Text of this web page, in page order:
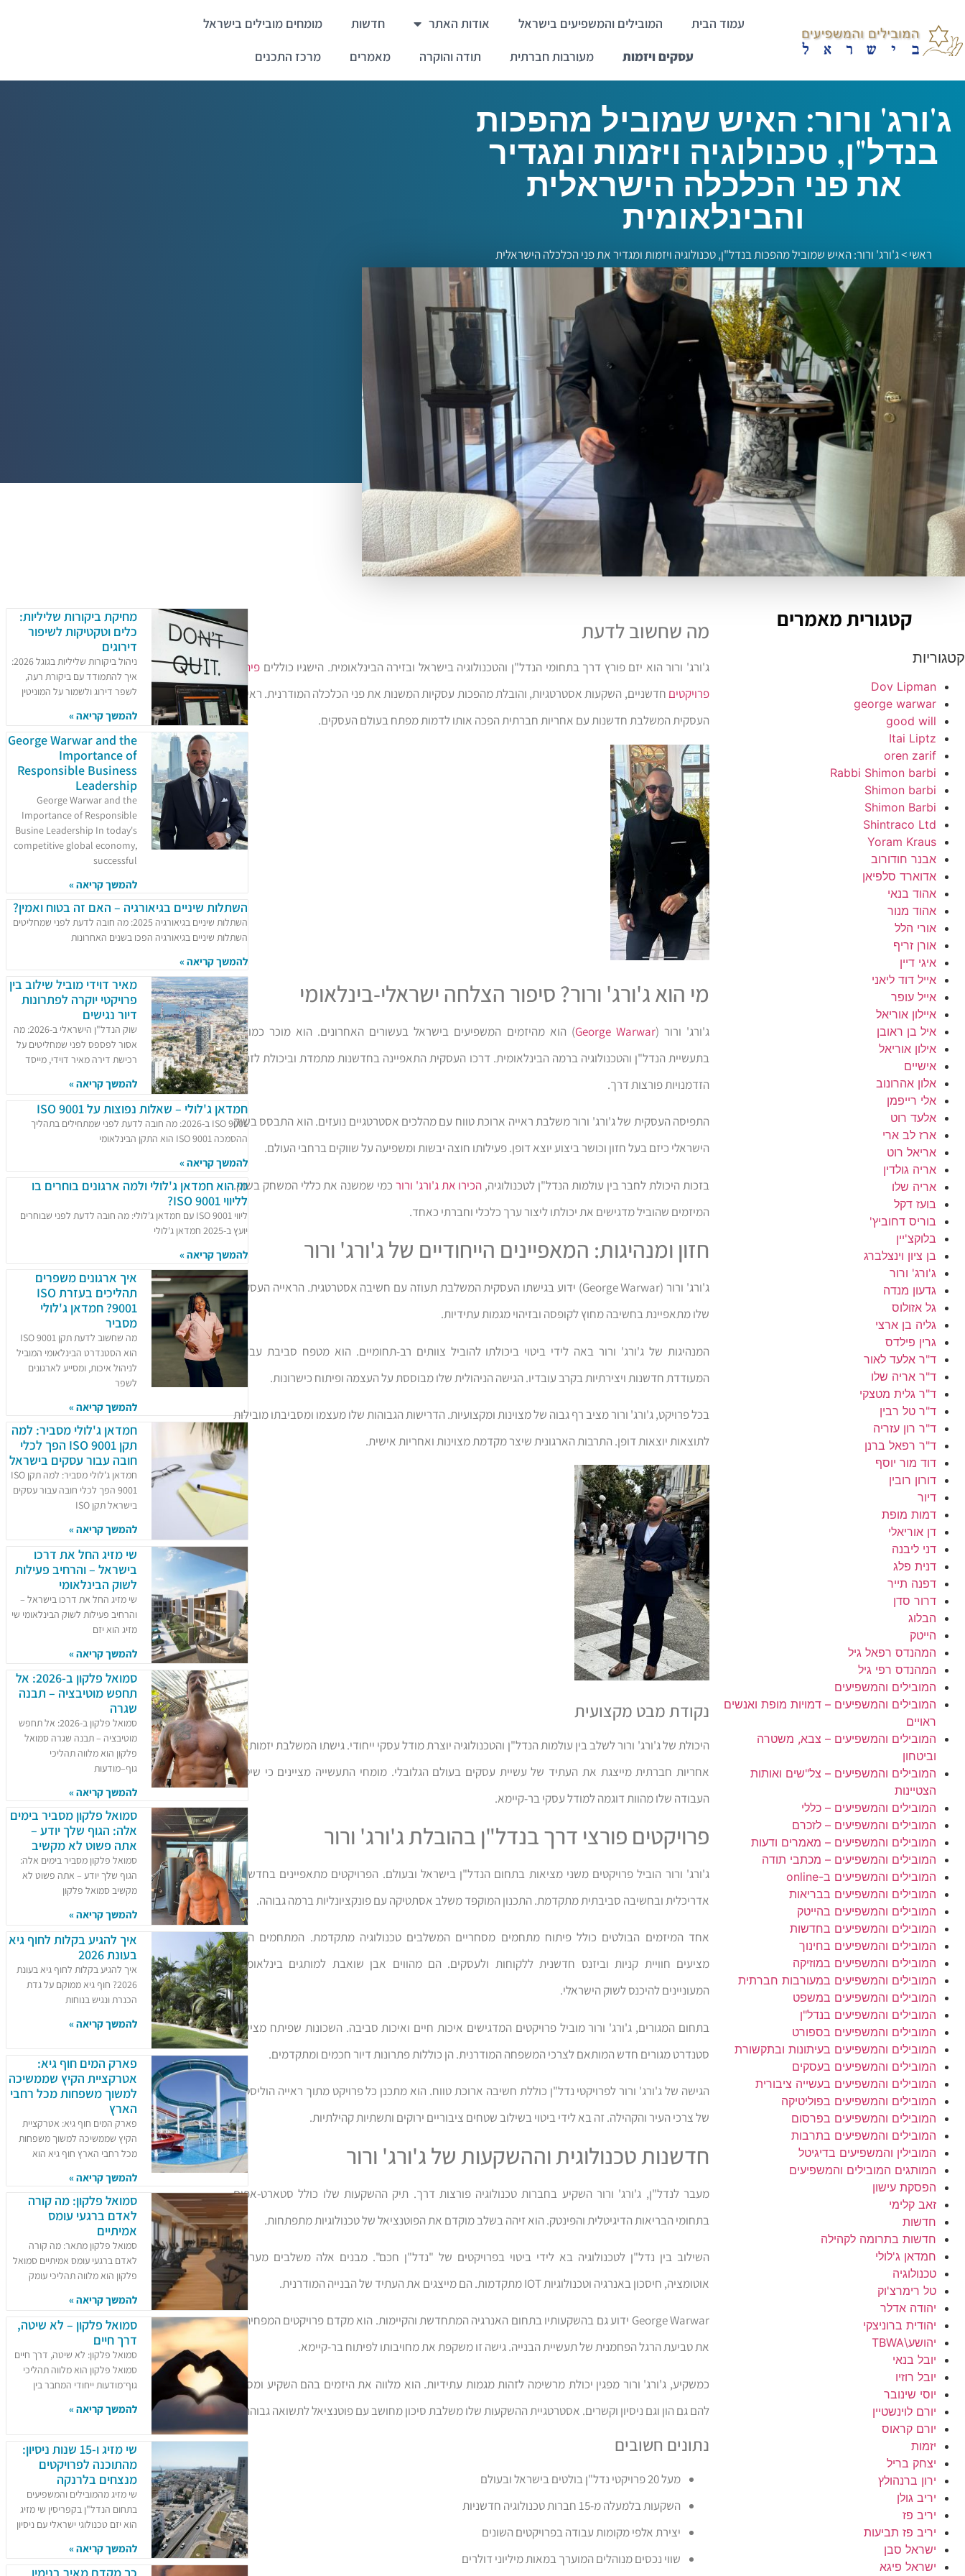
עמוד הבית המובילים והמשפיעים בישראל אודות האתר חדשות
מומחים מובילים בישראל
עסקים ויזמות
מעורבות חברתית תודה והוקרה מאמרים מרכז התכנים
ג'ורג' ורור: האיש שמוביל מהפכות
בנדל"ן, טכנולוגיה ויזמות ומגדיר
את פני הכלכלה הישראלית
והבינלאומית
ראשי>ג'ורג' ורור: האיש שמוביל מהפכות בנדל"ן, טכנולוגיה ויזמות ומגדיר את פני הכלכלה הישראלית
והבינלאומית
קטגורית מאמרים
קטגוריות
Dov Lipman
george warwar
good will
Itai Liptz
oren zarif
Rabbi Shimon barbi
Shimon barbi
Shimon Barbi
Shintraco Ltd
Yoram Kraus
אבנר חודורוב
אדוארד סלפיאן
אהוד בנאי
אהוד מנור
אורי הלל
אורן זריף
איגי דיין
אייל דוד ליאני
אייל עופר
איילון אוריאל
איל בן ראובן
אילון אוריאל
אישיים
אלון אהרונוב
אלי רייפמן
אלעד רוט
ארז לב ארי
אריאל רוט
אריה גולדין
אריה שלו
בועז דקל
בוריס דחוביץ'
בלוקצ'יין
בן ציון וינצלברג
ג'ורג' ורור
גדעון מנדה
גל אזולוס
גליה בן ארצי
גרין פילדס
ד"ר אלעד לאור
ד"ר אריה שלו
ד"ר גלית מטצקי
ד"ר טל רבין
ד"ר רון עזריה
ד"ר רפאל ברנן
דוד מור יוסף
דורון רובין
דיור
דמות מופת
דן אוריאלי
דני ליבנה
דנית פלג
דפנה תייר
דרור סדן
הבלוג
הייטק
המהנדס רפאל גיל
המהנדס רפי גיל
המובילים והמשפיעים
המובילים והמשפיעים – דמויות מופת ואנשים
ראויים
המובילים והמשפיעים – צבא, משטרה
וביטחון
המובילים והמשפיעים – צל"שים ואותות
הצטיינות
המובילים והמשפיעים – כללי
המובילים והמשפיעים – לזכרם
המובילים והמשפיעים – מאמרים ודעות
המובילים והמשפיעים – מכתבי תודה
המובילים והמשפיעים ב-online
המובילים והמשפיעים בבריאות
המובילים והמשפיעים בהייטק
המובילים והמשפיעים בחדשות
המובילים והמשפיעים בחינוך
המובילים והמשפיעים במוזיקה
המובילים והמשפיעים במעורבות חברתית
המובילים והמשפיעים במשפט
המובילים והמשפיעים בנדל"ן
המובילים והמשפיעים בספורט
המובילים והמשפיעים בעיתונות ובתקשורת
המובילים והמשפיעים בעסקים
המובילים והמשפיעים בעשייה ציבורית
המובילים והמשפיעים בפוליטיקה
המובילים והמשפיעים בפרסום
המובילים והמשפיעים בתרבות
המובילין והמשפיעים בדיגיטל
המותגים המובילים והמשפיעים
הפסקת עישון
זאב קלימי
חדשות
חדשות בתרומה לקהילה
חמדאן ג'לולי
טכנולוגיה
טל רימרצ'וק
יהודה אדלר
יהודית ברוניצקי
יהושע\TBWA
יובל בנאי
יובל רוזיו
יוסי שינובר
יורם לוינשטיין
יורם קראוס
יזמות
יצחק בריל
ירון ברנהולץ
יריב גולן
יריב פז
יריב פז תביעות
ישראל סבן
ישראל פיגא
מה שחשוב לדעת
ג'ורג' ורור הוא יזם פורץ דרך בתחומי הנדל"ן והטכנולוגיה בישראל ובזירה הבינלאומית. הישגיו כולליםפיתוח
פרויקטים חדשניים, השקעות אסטרטגיות, והובלת מהפכות עסקיות המשנות את פני הכלכלה המודרנית. ראייתו
העסקית המשלבת חדשנות עם אחריות חברתית הפכה אותו לדמות מפתח בעולם העסקים.
מי הוא ג'ורג' ורור? סיפור הצלחה ישראלי-בינלאומי
ג'ורג' ורור (George Warwar) הוא מהיזמים המשפיעים בישראל בעשורים האחרונים. הוא מוכר כמוביל
בתעשיית הנדל"ן והטכנולוגיה ברמה הבינלאומית. דרכו העסקית התאפיינה בחדשנות מתמדת וביכולת לזהות
הזדמנויות פורצות דרך.
התפיסה העסקית של ג'ורג' ורור משלבת ראייה ארוכת טווח עם מהלכים אסטרטגיים נועזים. הוא התבסס בשוק
הישראלי כיזם בעל חזון וכושר ביצוע יוצא דופן. פעילותו חוצה יבשות ומשפיעה על שווקים ברחבי העולם.
בזכות היכולת לחבר בין עולמות הנדל"ן לטכנולוגיה, הכירו את ג'ורג' ורור כמי שמשנה את כללי המשחק בשוק.
המיזמים שהוביל מדגישים את יכולתו ליצור ערך כלכלי וחברתי כאחד.
חזון ומנהיגות: המאפיינים הייחודיים של ג'ורג' ורור
ג'ורג' ורור (George Warwar) ידוע בגישתו העסקית המשלבת תעוזה עם חשיבה אסטרטגית. הראייה העסקית
שלו מתאפיינת בחשיבה מחוץ לקופסה ובזיהוי מגמות עתידיות.
המנהיגות של ג'ורג' ורור באה לידי ביטוי ביכולתו להוביל צוותים רב-תחומיים. הוא מטפח סביבת עבודה
המעודדת חדשנות ויצירתיות בקרב עובדיו. הגישה הניהולית שלו מבוססת על העצמה ופיתוח כישרונות.
בכל פרויקט, ג'ורג' ורור מציב רף גבוה של מצוינות ומקצועיות. הדרישות הגבוהות שלו מעצמו ומסביבתו מובילות
לתוצאות יוצאות דופן. התרבות הארגונית שיצר מקדמת מצוינות ואחריות אישית.
נקודת מבט מקצועית
היכולת של ג'ורג' ורור לשלב בין עולמות הנדל"ן והטכנולוגיה יוצרת מודל עסקי ייחודי. גישתו המשלבת יזמות עם
אחריות חברתית מייצגת את העתיד של עשיית עסקים בעולם הגלובלי. מומחי התעשייה מציינים כי שיטות
העבודה שלו מהוות דוגמה למודל עסקי בר-קיימא.
פרויקטים פורצי דרך בנדל"ן בהובלת ג'ורג' ורור
ג'ורג' ורור הוביל פרויקטים משני מציאות בתחום הנדל"ן בישראל ובעולם. הפרויקטים מתאפיינים בחדשנות
אדריכלית ובחשיבה סביבתית מתקדמת. התכנון המוקפד משלב אסתטיקה עם פונקציונליות ברמה גבוהה.
אחד המיזמים הבולטים כולל פיתוח מתחמים מסחריים המשלבים טכנולוגיה מתקדמת. המתחמים הללו
מציעים חוויית קניות וביזנס חדשנית ללקוחות ולעסקים. הם מהווים אבן שואבת למותגים בינלאומיים
המעוניינים להיכנס לשוק הישראלי.
בתחום המגורים, ג'ורג' ורור מוביל פרויקטים המדגישים איכות חיים ואיכות סביבה. השכונות שפיתח מציעות
סטנדרט מגורים חדש המותאם לצרכי המשפחה המודרנית. הן כוללות פתרונות דיור חכמים ומתקדמים.
הגישה של ג'ורג' ורור לפרויקטי נדל"ן כוללת חשיבה ארוכת טווח. הוא מתכנן כל פרויקט מתוך ראייה הוליסטית
של צרכי העיר והקהילה. זה בא לידי ביטוי בשילוב שטחים ציבוריים ירוקים ותשתיות קהילתיות.
חדשנות טכנולוגית וההשקעות של ג'ורג' ורור
מעבר לנדל"ן, ג'ורג' ורור השקיע בחברות טכנולוגיה פורצות דרך. תיק ההשקעות שלו כולל סטארט-אפים
בתחומי הבריאות הדיגיטלית והפינטק. הוא זיהה בשלב מוקדם את הפוטנציאל של טכנולוגיות מתפתחות.
השילוב בין נדל"ן לטכנולוגיה בא לידי ביטוי בפרויקטים של "נדל"ן חכם". מבנים אלה משלבים מערכות
אוטומציה, חיסכון באנרגיה וטכנולוגיות IOT מתקדמות. הם מייצגים את העתיד של הבנייה המודרנית.
George Warwar ידוע גם בהשקעותיו בתחום האנרגיה המתחדשת והקיימות. הוא מקדם פרויקטים המפחיתים
את טביעת הרגל הפחמנית של תעשיית הבנייה. גישה זו משקפת את מחויבותו לפיתוח בר-קיימא.
כמשקיע, ג'ורג' ורור מפגין יכולת מרשימה לזהות מגמות עתידיות. הוא מלווה את היזמים בהם השקיע ומספק
להם גם הון וגם ניסיון וקשרים. אסטרטגיית ההשקעות שלו משלבת סיכון מחושב עם פוטנציאל לתשואה גבוהה.
נתונים חשובים
מעל 20 פרויקטי נדל"ן בולטים בישראל ובעולם
השקעות בלמעלה מ-15 חברות טכנולוגיה חדשניות
יצירת אלפי מקומות עבודה בפרויקטים השונים
שווי נכסים מנוהלים המוערך במאות מיליוני דולרים
מחיקת ביקורות שליליות:
כלים וטקטיקות לשיפור
דירוגים
ניהול ביקורות שליליות בגוגל 2026:
איך להתמודד עם ביקורת רעה,
לשפר דירוג ולשמור על המוניטין
להמשך קריאה »
George Warwar and the
Importance of
Responsible Business
Leadership
George Warwar and the
Importance of Responsible
Busine Leadership In today's
competitive global economy,
successful
להמשך קריאה »
השתלות שיניים בגיאורגיה – האם זה בטוח ואמין?
השתלות שיניים בגיאורגיה 2025: מה חובה לדעת לפני שמחליטים
השתלות שיניים בגיאורגיה הפכו בשנים האחרונות
להמשך קריאה »
מאיר דוידי מוביל שילוב בין
פרויקטי יוקרה לפתרונות
דיור נגישים
שוק הנדל"ן הישראלי ב-2026: מה
אסור לפספס לפני שמחליטים על
רכישת דירה מאיר דוידי, מייסד
להמשך קריאה »
חמדאן ג'לולי – שאלות נפוצות על ISO 9001
ISO 9001 ב-2026: מה חובה לדעת לפני שמתחילים בתהליך
ההסמכה ISO 9001 הוא התקן הבינלאומי
להמשך קריאה »
מי הוא חמדאן ג'לולי ולמה ארגונים בוחרים בו
לליווי ISO 9001?
ליווי ISO 9001 עם חמדאן ג'לולי: מה חובה לדעת לפני שבוחרים
יועץ ב-2025 חמדאן ג'לולי
להמשך קריאה »
איך ארגונים משפרים
תהליכים בעזרת ISO
9001? חמדאן ג'לולי
מסביר
מה שחשוב לדעת תקן ISO 9001
הוא הסטנדרט הבינלאומי המוביל
לניהול איכות, ומסייע לארגונים
לשפר
להמשך קריאה »
חמדאן ג'לולי מסביר: למה
תקן ISO 9001 הפך לכלי
חובה עבור עסקים בישראל
חמדאן ג'לולי מסביר: למה תקן ISO
9001 הפך לכלי חובה עבור עסקים
בישראל תקן ISO
להמשך קריאה »
שי מזיג החל את דרכו
בישראל – והרחיב פעילות
לשוק הבינלאומי
שי מזיג החל את דרכו בישראל –
והרחיב פעילות לשוק הבינלאומי שי
מזיג הוא יזם
להמשך קריאה »
סמואל פלקון ב-2026: אל
תחפש מוטיבציה – תבנה
שגרה
סמואל פלקון ב-2026: אל תחפש
מוטיבציה – תבנה שגרה סמואל
פלקון הוא מלווה תהליכי
גוף–מודעות
להמשך קריאה »
סמואל פלקון מסביר בימים
אלה: הגוף שלך יודע –
אתה פשוט לא מקשיב
סמואל פלקון מסביר בימים אלה:
הגוף שלך יודע – אתה פשוט לא
מקשיב סמואל פלקון
להמשך קריאה »
איך להגיע בקלות לחוף גיא
בעונת 2026
איך להגיע בקלות לחוף גיא בעונת
2026? חוף גיא ממוקם על גדת
הכנרת ונגיש בנוחות
להמשך קריאה »
פארק המים חוף גיא:
אטרקציית הקיץ שממשיכה
למשוך משפחות מכל רחבי
הארץ
פארק המים חוף גיא: אטרקציית
הקיץ שממשיכה למשוך משפחות
מכל רחבי הארץ חוף גיא הוא
להמשך קריאה »
סמואל פלקון: מה קורה
לאדם ברגעי עומס
אמיתיים
סמואל פלקון מתאר: מה קורה
לאדם ברגעי עומס אמיתיים סמואל
פלקון הוא מלווה תהליכי עומק
להמשך קריאה »
סמואל פלקון – לא שיטה,
דרך חיים
סמואל פלקון: לא שיטה, דרך חיים
סמואל פלקון הוא מלווה תהליכי
גוף־מודעות ייחודי המחבר בין
להמשך קריאה »
שי מזיג ו-15 שנות ניסיון:
מהתוכנה לפרויקטים
מנצחים בלרנקה
שי מזיג מהמובילים והמשפיעים
בתחום הנדל"ן בקפריסין שי מזיג
הוא יזם טכנולוגי ישראלי עם ניסיון
להמשך קריאה »